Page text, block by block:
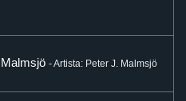
- Artista: Peter J. Malmsjö